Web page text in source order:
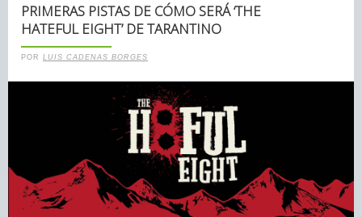
PRIMERAS PISTAS DE CÓMO SERÁ ‘THE
HATEFUL EIGHT’ DE TARANTINO
POR LUIS CADENAS BORGES